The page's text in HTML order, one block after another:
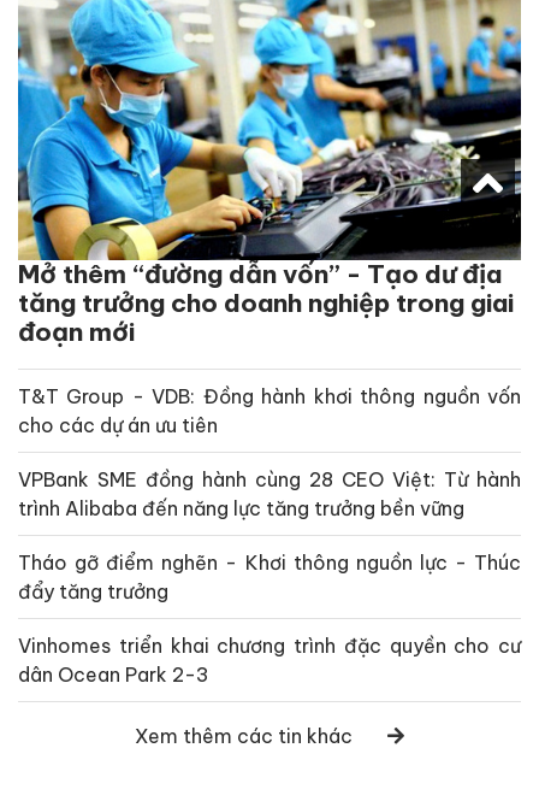
Mở thêm “đường dẫn vốn” - Tạo dư địa
tăng trưởng cho doanh nghiệp trong giai
đoạn mới
T&T Group - VDB: Đồng hành khơi thông nguồn vốn
cho các dự án ưu tiên
VPBank SME đồng hành cùng 28 CEO Việt: Từ hành
trình Alibaba đến năng lực tăng trưởng bền vững
Tháo gỡ điểm nghẽn - Khơi thông nguồn lực - Thúc
đẩy tăng trưởng
Vinhomes triển khai chương trình đặc quyền cho cư
dân Ocean Park 2-3
Xem thêm các tin khác